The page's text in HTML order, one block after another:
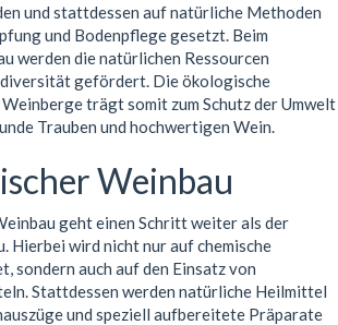
und stattdessen auf natürliche Methoden
und Bodenpflege gesetzt. Beim
werden die natürlichen Ressourcen
gefördert. Die ökologische
trägt somit zum Schutz der Umwelt
Trauben und hochwertigen Wein.
Weinbau
geht einen Schritt weiter als der
Hierbei wird nicht nur auf chemische
sondern auch auf den Einsatz von
Stattdessen werden natürliche Heilmittel
und speziell aufbereitete Präparate